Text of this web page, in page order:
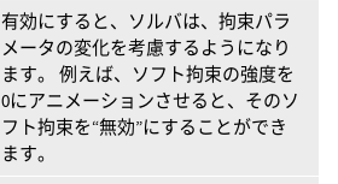
有効にすると、ソルバは、拘束パラ
メータの変化を考慮するようになり
ます。 例えば、ソフト拘束の強度を
0にアニメーションさせると、そのソ
フト拘束を“無効”にすることができ
ます。